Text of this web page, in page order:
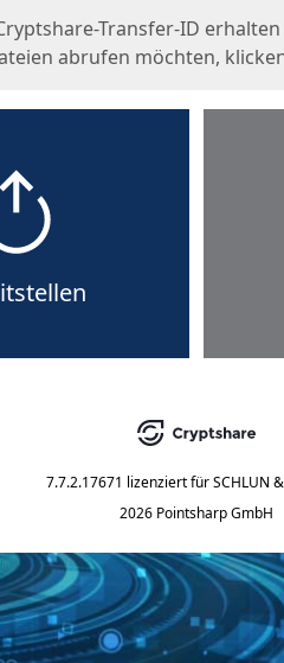
Transfer-ID
abrufen möchten,
7.7.2.17671 lizenziert fürSCHLUN
2026 Pointsharp GmbH